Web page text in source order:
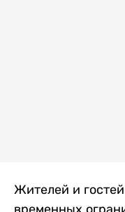
Жителей и
временных